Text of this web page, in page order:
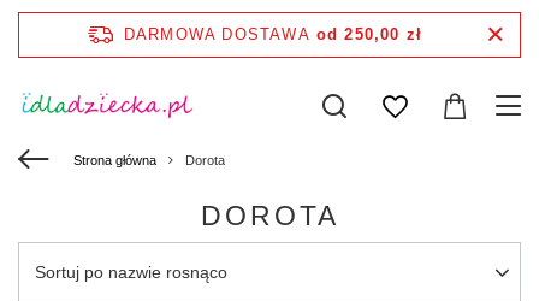
DARMOWA DOSTAWA od 250,00 zł
Strona główna Dorota
DOROTA
Sortuj po nazwie rosnąco